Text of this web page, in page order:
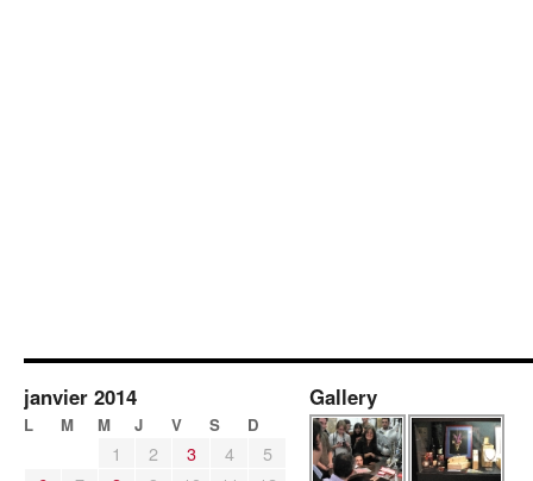
janvier 2014
L M M J V S D
1 2 3 4
5
Gallery